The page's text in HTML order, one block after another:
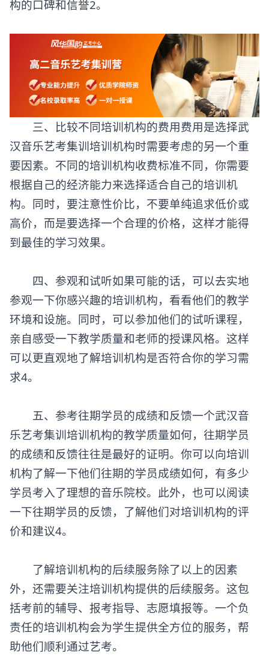
构的口碑和信誉2。
三、比较不同培训机构的费用费用是选择武
汉音乐艺考集训培训机构时需要考虑的另一个重
要因素。不同的培训机构收费标准不同，你需要
根据自己的经济能力来选择适合自己的培训机
构。同时，要注意性价比，不要单纯追求低价或
高价，而是要选择一个合理的价格，这样才能得
到最佳的学习效果。
四、参观和试听如果可能的话，可以去实地
参观一下你感兴趣的培训机构，看看他们的教学
环境和设施。同时，可以参加他们的试听课程，
亲自感受一下教学质量和老师的授课风格。这样
可以更直观地了解培训机构是否符合你的学习需
求4。
五、参考往期学员的成绩和反馈一个武汉音
乐艺考集训培训机构的教学质量如何，往期学员
的成绩和反馈往往是最好的证明。你可以向培训
机构了解一下他们往期的学员成绩如何，有多少
学员考入了理想的音乐院校。此外，也可以阅读
一下往期学员的反馈，了解他们对培训机构的评
价和建议4。
了解培训机构的后续服务除了以上的因素
外，还需要关注培训机构提供的后续服务。这包
括考前的辅导、报考指导、志愿填报等。一个负
责任的培训机构会为学生提供全方位的服务，帮
助他们顺利通过艺考。